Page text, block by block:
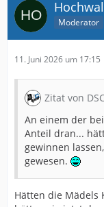
Moderator
11. Juni 2026 um 17:15
Zitat von
An einem der
Anteil dran...
gewinnen
gewesen.
Hätten die Mädels